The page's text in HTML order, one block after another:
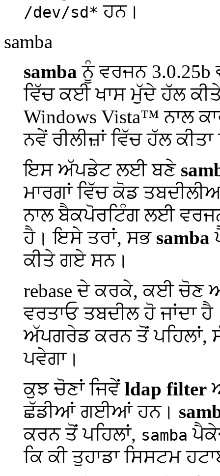
/dev/sd* ਹਨ।
samba
samba ਨੂੰ ਵਰਜਨ
ਵਿੱਚ ਕਈ ਖਾਸ ਮੁੱਦੇ ਹੱਲ
Windows Vista™ ਨਾਲ
ਨਵੇਂ ਰੀਲੀਜ਼ਾਂ ਵਿੱਚ ਹੱਲ
ਇਸ ਅੱਪਡੇਟ ਲਈ ਬਣੇ
ਮਾਰਗਾਂ ਵਿੱਚ ਕੋਡ
ਨਾਲ ਬੈਕਪੋਰਟਿੰਗ ਲਈ ਵਰਜਨ
ਹੈ। ਇਸੇ ਤਰਾਂ, ਸਭ samba
ਕੀਤੇ ਗਏ ਸਨ।
rebase ਦੇ ਕਰਕੇ, ਕਈ ਚੋਣ
ਵਰਤਾਓ ਤਬਦੀਲ ਹੋ ਜਾਂਦਾ
ਅੱਪਗਰੇਡ ਕਰਨ ਤੋਂ ਪਹਿਲਾਂ,
ਪਵੇਗਾ।
ਕੁਝ ਚੋਣਾਂ ਜਿਵੇਂ ldap filter
ਛੱਡੀਆਂ ਗਈਆਂ ਹਨ।
ਕਰਨ ਤੋਂ ਪਹਿਲਾਂ, samba
ਕਿ ਕੀ ਤੁਹਾਡਾ ਸਿਸਟਮ